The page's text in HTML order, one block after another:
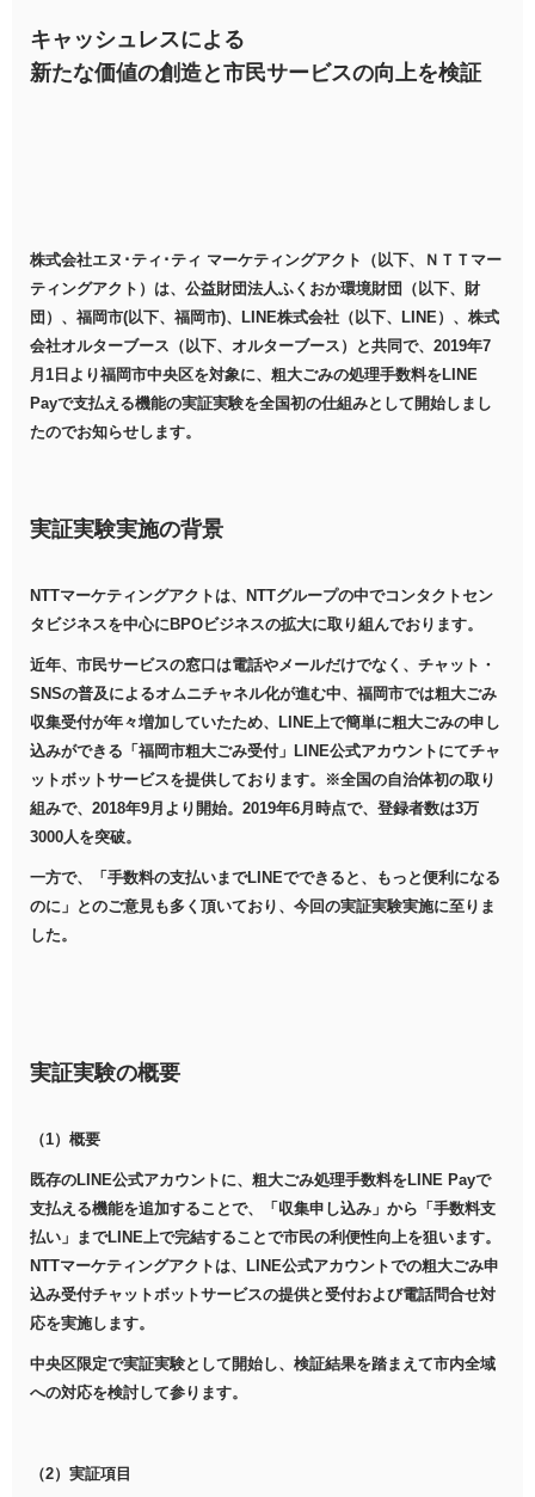
キャッシュレスによる
新たな価値の創造と市民サービスの向上を検証
株式会社エヌ･ティ･ティ マーケティングアクト（以下、ＮＴＴマー
ティングアクト）は、公益財団法人ふくおか環境財団（以下、財
団）、福岡市(以下、福岡市)、LINE株式会社（以下、LINE）、株式
会社オルターブース（以下、オルターブース）と共同で、2019年7
月1日より福岡市中央区を対象に、粗大ごみの処理手数料をLINE
Payで支払える機能の実証実験を全国初の仕組みとして開始しまし
たのでお知らせします。
実証実験実施の背景
NTTマーケティングアクトは、NTTグループの中でコンタクトセン
タビジネスを中心にBPOビジネスの拡大に取り組んでおります。
近年、市民サービスの窓口は電話やメールだけでなく、チャット・
SNSの普及によるオムニチャネル化が進む中、福岡市では粗大ごみ
収集受付が年々増加していたため、LINE上で簡単に粗大ごみの申し
込みができる「福岡市粗大ごみ受付」LINE公式アカウントにてチャ
ットボットサービスを提供しております。※全国の自治体初の取り
組みで、2018年9月より開始。2019年6月時点で、登録者数は3万
3000人を突破。
一方で、「手数料の支払いまでLINEでできると、もっと便利になる
のに」とのご意見も多く頂いており、今回の実証実験実施に至りま
した。
実証実験の概要
（1）概要
既存のLINE公式アカウントに、粗大ごみ処理手数料をLINE Payで
支払える機能を追加することで、「収集申し込み」から「手数料支
払い」までLINE上で完結することで市民の利便性向上を狙います。
NTTマーケティングアクトは、LINE公式アカウントでの粗大ごみ申
込み受付チャットボットサービスの提供と受付および電話問合せ対
応を実施します。
中央区限定で実証実験として開始し、検証結果を踏まえて市内全域
への対応を検討して参ります。
（2）実証項目